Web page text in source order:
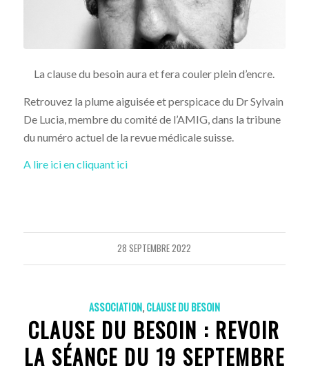
La clause du besoin aura et fera couler plein d’encre.
Retrouvez la plume aiguisée et perspicace du Dr Sylvain
De Lucia, membre du comité de l’AMIG, dans la tribune
du numéro actuel de la revue médicale suisse.
A lire ici en cliquant ici
28 SEPTEMBRE 2022
ASSOCIATION,CLAUSE DU BESOIN
CLAUSE DU BESOIN : REVOIR
LA SÉANCE DU 19 SEPTEMBRE